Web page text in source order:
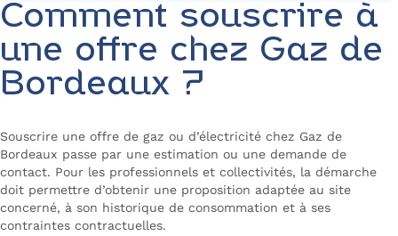
Comment souscrire à
une offre chez Gaz de
Bordeaux ?
Souscrire une offre de gaz ou d’électricité chez Gaz de
Bordeaux passe par une estimation ou une demande de
contact. Pour les professionnels et collectivités, la démarche
doit permettre d’obtenir une proposition adaptée au site
concerné, à son historique de consommation et à ses
contraintes contractuelles.